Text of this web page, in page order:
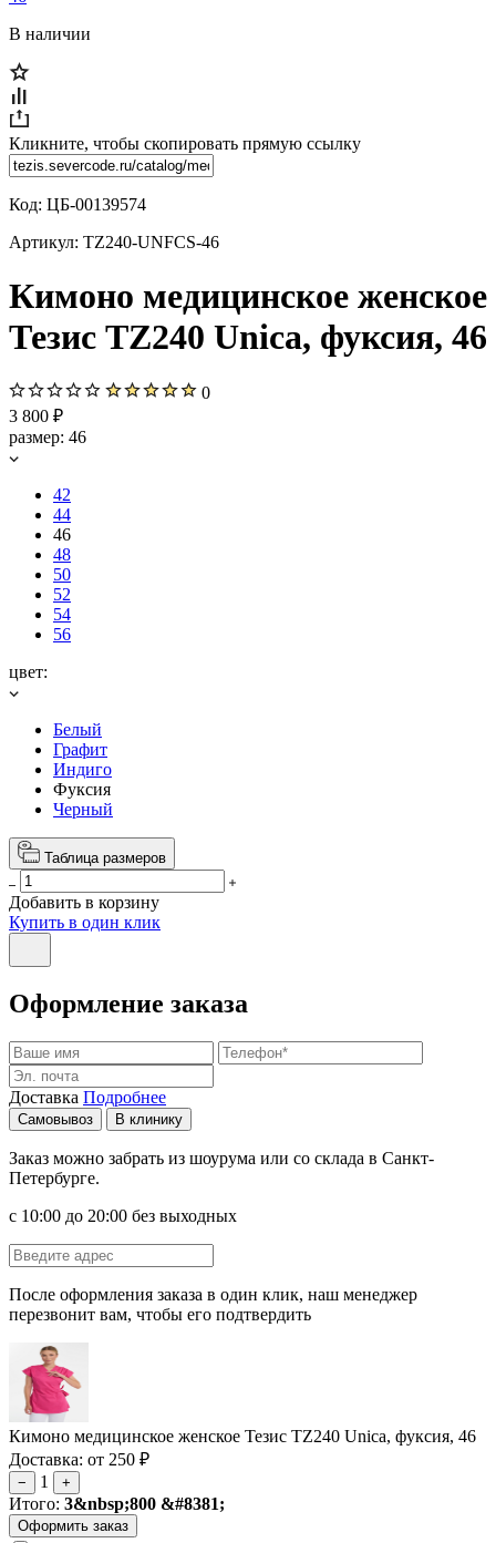
В наличии
Кликните, чтобы скопировать прямую ссылку
Код: ЦБ-00139574
Артикул: TZ240-UNFCS-46
Кимоно медицинское женское
Тезис TZ240 Unica, фуксия, 46
0
3 800 ₽
размер: 46
42
44
46
48
50
52
54
56
цвет:
Белый
Графит
Индиго
Фуксия
Черный
Таблица размеров
Добавить в корзину
Купить в один клик
Оформление заказа
Доставка Подробнее
Самовывоз В клинику
Заказ можно забрать из шоурума или со склада в Санкт-
Петербурге.
с 10:00 до 20:00 без выходных
После оформления заказа в один клик, наш менеджер
перезвонит вам, чтобы его подтвердить
Кимоно медицинское женское Тезис TZ240 Unica, фуксия, 46
Доставка: от 250 ₽
− 1 +
Итого: 3&nbsp;800 &#8381;